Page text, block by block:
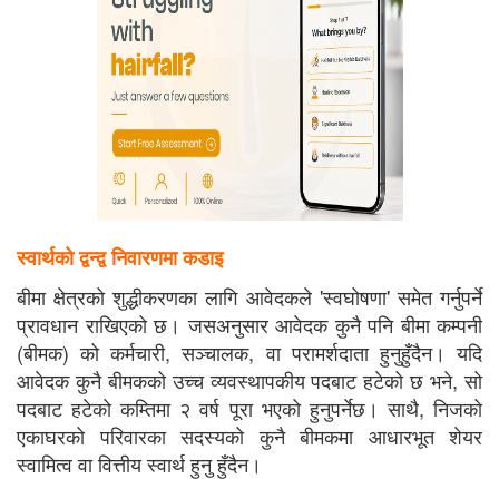
स्वार्थको द्वन्द्व निवारणमा कडाइ
बीमा क्षेत्रको शुद्धीकरणका लागि आवेदकले 'स्वघोषणा' समेत गर्नुपर्ने
प्रावधान राखिएको छ। जसअनुसार आवेदक कुनै पनि बीमा कम्पनी
(बीमक) को कर्मचारी, सञ्चालक, वा परामर्शदाता हुनुहुँदैन। यदि
आवेदक कुनै बीमकको उच्च व्यवस्थापकीय पदबाट हटेको छ भने, सो
पदबाट हटेको कम्तिमा २ वर्ष पूरा भएको हुनुपर्नेछ। साथै, निजको
एकाघरको परिवारका सदस्यको कुनै बीमकमा आधारभूत शेयर
स्वामित्व वा वित्तीय स्वार्थ हुनु हुँदैन।